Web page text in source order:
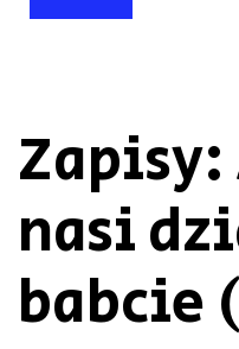
nasi
babcie